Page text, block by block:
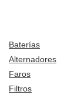
Baterías
Alternadores
Faros
Filtros